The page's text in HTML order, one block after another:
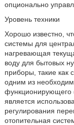
опционально
Уровень техники
Хорошо известно,
системы для
нагревающая
воду для бытовых
приборы, такие как
одним из
функционирующего
является
регулирования
отопительная